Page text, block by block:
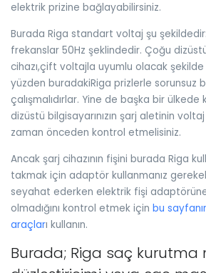
elektrik prizine bağlayabilirsiniz.
Burada Riga standart voltaj şu
frekanslar 50Hz şeklindedir. Çoğu
cihazı,çift voltajla uyumlu olacak şekilde
yüzden buradakiRiga prizlerle sorunsuz
çalışmalıdırlar. Yine de başka bir
dizüstü bilgisayarınızın şarj aletinin
zaman önceden kontrol etmelisiniz.
Ancak şarj cihazının fişini burada Riga
takmak için adaptör kullanmanız
seyahat ederken elektrik fişi adaptörüne
olmadığını kontrol etmek için bu
araçları kullanın.
Burada; Riga saç kurutma